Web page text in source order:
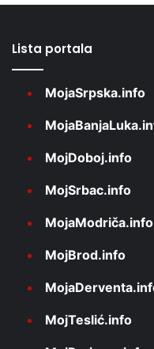
Lista portala
MojaSrpska.info
MojDoboj.info
MojSrbac.info
MojaModriča.info
MojBrod.info
MojTeslić.info